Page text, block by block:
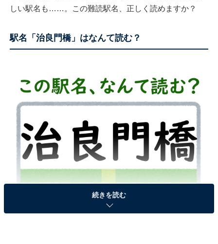
しい駅名も……。この難読駅名、正しく読めますか？
駅名「治良門橋」はなんて読む？
続きを読む